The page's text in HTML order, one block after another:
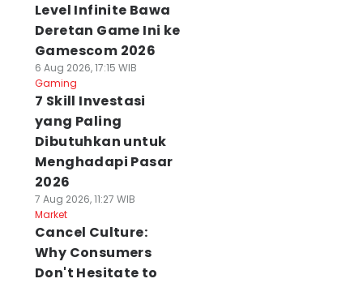
Level Infinite Bawa
Deretan Game Ini ke
Gamescom 2026
6 Aug 2026, 17:15 WIB
Gaming
7 Skill Investasi
yang Paling
Dibutuhkan untuk
Menghadapi Pasar
2026
7 Aug 2026, 11:27 WIB
Market
Cancel Culture:
Why Consumers
Don't Hesitate to